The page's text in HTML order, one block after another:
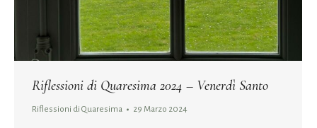
Riflessioni di Quaresima 2024 – Venerdì Santo
Riflessioni di Quaresima 29 Marzo 2024